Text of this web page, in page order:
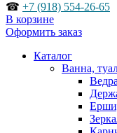
☎ +7 (918) 554-26-65
В корзине
Оформить заказ
Каталог
Ванна,